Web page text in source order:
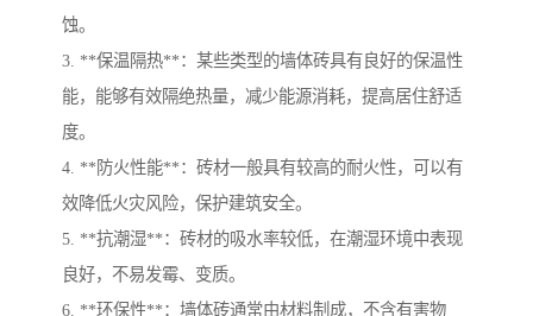
蚀。
3. **保温隔热**：某些类型的墙体砖具有良好的保温性
能，能够有效隔绝热量，减少能源消耗，提高居住舒适
度。
4. **防火性能**：砖材一般具有较高的耐火性，可以有
效降低火灾风险，保护建筑安全。
5. **抗潮湿**：砖材的吸水率较低，在潮湿环境中表现
良好，不易发霉、变质。
6. **环保性**：墙体砖通常由材料制成，不含有害物